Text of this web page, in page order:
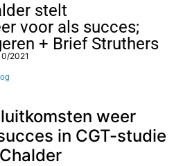
stelt
voor als succes;
+ Brief Struthers
2021
weer
in CGT-studie